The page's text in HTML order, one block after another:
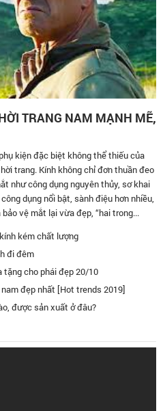
TRANG NAM MẠNH MẼ,
kiện đặc biệt không thể thiếu của
trang. Kính không chỉ đơn thuần đeo
như công dụng nguyên thủy, sơ khai
dụng nổi bật, sành điệu hơn nhiều,
vệ mắt lại vừa đẹp, “hai trong...
kém chất lượng
đi đêm
tặng cho phái đẹp 20/10
đẹp nhất [Hot trends 2019]
được sản xuất ở đâu?